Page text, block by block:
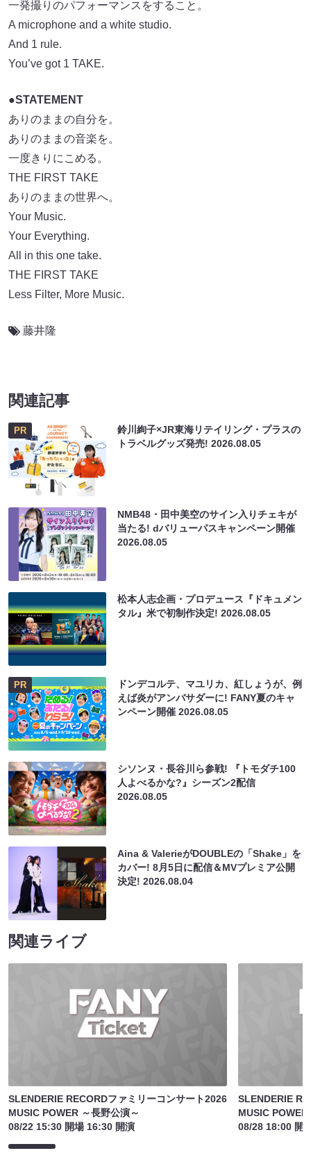
一発撮りのパフォーマンスをすること。
A microphone and a white studio.
And 1 rule.
You’ve got 1 TAKE.
●STATEMENT
ありのままの自分を。
ありのままの音楽を。
一度きりにこめる。
THE FIRST TAKE
ありのままの世界へ。
Your Music.
Your Everything.
All in this one take.
THE FIRST TAKE
Less Filter, More Music.
藤井隆
関連記事
PR
鈴川絢子×JR東海リテイリング・プラスの
トラベルグッズ発売!2026.08.05
NMB48・田中美空のサイン入りチェキが
当たる! dバリューパスキャンペーン開催
2026.08.05
松本人志企画・プロデュース『ドキュメン
タル』米で初制作決定!2026.08.05
PR
ドンデコルテ、マユリカ、紅しょうが、例
えば炎がアンバサダーに! FANY夏のキャ
ンペーン開催2026.08.05
シソンヌ・長谷川ら参戦! 『トモダチ100
人よべるかな?』シーズン2配信
2026.08.05
Aina & ValerieがDOUBLEの「Shake」を
カバー! 8月5日に配信＆MVプレミア公開
決定!2026.08.04
関連ライブ
SLENDERIE RECORDファミリーコンサート2026
MUSIC POWER ～長野公演～
08/22 15:30 開場 16:30 開演
SLENDERIE
MUSIC
08/28 18:00 開